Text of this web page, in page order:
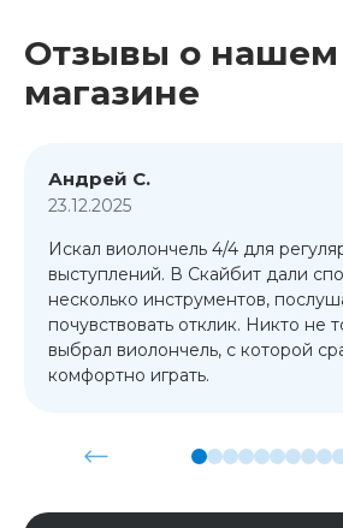
Отзывы о нашем
магазине
Андрей С.
23.12.2025
Искал виолончель 4/4 для
выступлений. В Скайбит дали
несколько инструментов,
почувствовать отклик. Никто не
выбрал виолончель, с которой
комфортно играть.